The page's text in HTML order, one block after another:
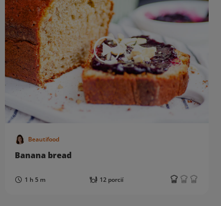
Beautifood
Banana bread
1 h 5 m 12 porcií